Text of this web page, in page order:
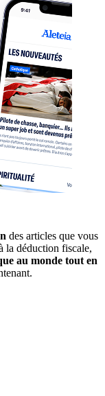
des articles que vous
la déduction fiscale,
au monde tout en